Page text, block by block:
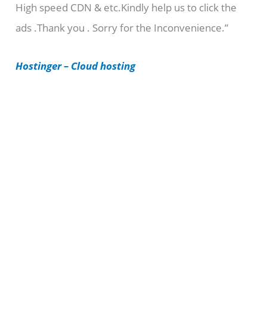
o
r
e
High speed CDN & etc.Kindly help us to click the
ads .Thank you . Sorry for the Inconvenience.”
Hostinger – Cloud hosting